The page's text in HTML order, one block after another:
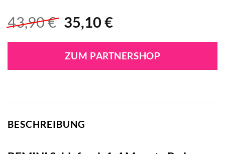
43,90€ Ursprünglicher
war:
43,90 €
35,10 €Aktueller
ist:
35,10 €.
ZUM PARTNERSHOP
BESCHREIBUNG